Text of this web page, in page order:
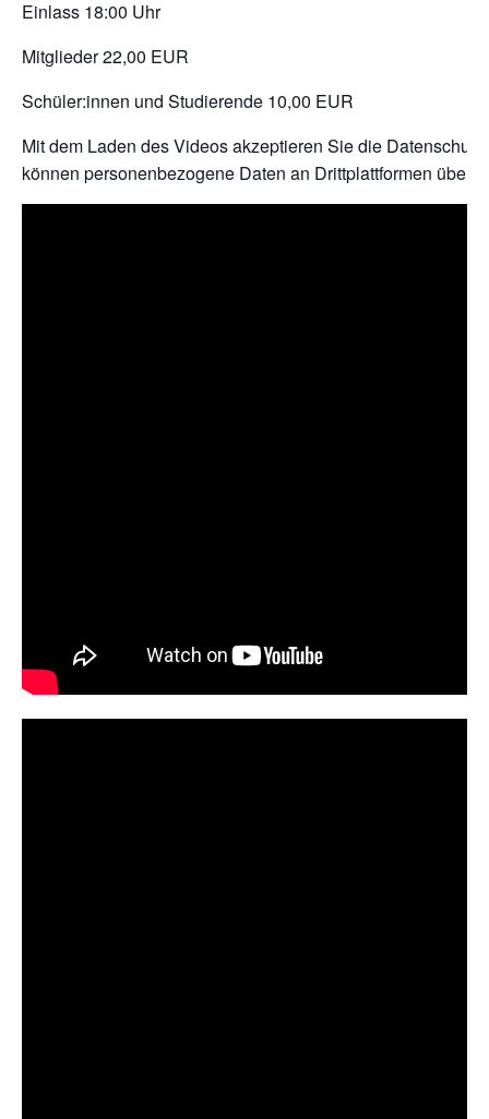
Einlass 18:00 Uhr
Mitglieder 22,00 EUR
Schüler:innen und Studierende 10,00 EUR
Mit dem Laden des Videos akzeptieren Sie die
können personenbezogene Daten an Drittplattformen